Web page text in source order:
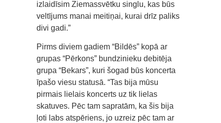
izlaidīsim Ziemassvētku singlu, kas būs
veltījums manai meitiņai, kurai drīz paliks
divi gadi.”
Pirms diviem gadiem “Bildēs” kopā ar
grupas “Pērkons” bundzinieku debitēja
grupa “Bekars”, kuri šogad būs koncerta
īpašo viesu statusā. “Tas bija mūsu
pirmais lielais koncerts uz tik lielas
skatuves. Pēc tam sapratām, ka šis bija
ļoti labs atspēriens, jo uzreiz pēc tam ar